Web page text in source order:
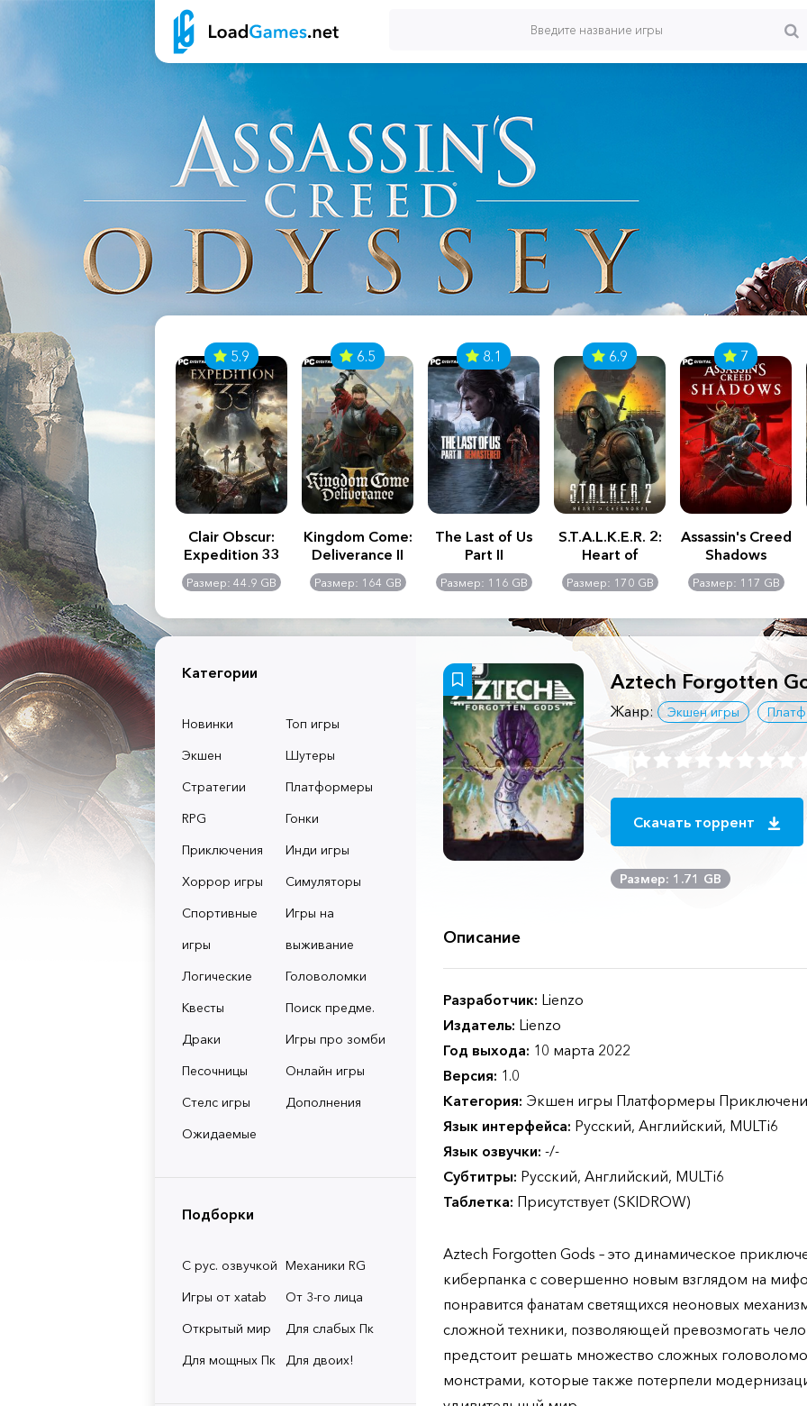
2:
-
GB
Assassin's Creed
Shadows
Размер: 117 GB
5.9
Clair Obscur:
Expedition 33
Размер: 44.9 GB
6.5
Kingdom Come:
Deliverance II
Размер: 164 GB
8.1
The Last of Us
Part II
Remastered
Размер: 116 GB
6.9
S.T.A.L.K.E.R. 2:
Heart of
Chernobyl -
Ultimate Edition
Размер: 170 GB
7
Assassin's Creed
Shadows
Размер: 117 GB
Категории
Новинки
Топ игры
Экшен
Шутеры
Стратегии
Платформеры
RPG
Гонки
Приключения
Инди игры
Хоррор игры
Симуляторы
Спортивные
игры
Игры на
выживание
Логические
Головоломки
Квесты
Поиск предме.
Драки
Игры про зомби
Песочницы
Онлайн игры
Стелс игры
Дополнения
Ожидаемые
Подборки
С рус. озвучкой Механики RG
Игры от xatab
От 3-го лица
Открытый мир
Для слабых Пк
Для мощных Пк
Для двоих!
Aztech Forgotten
Жанр: Экшен игры
Скачать торрент
Размер: 1.71 GB
Описание
Разработчик: Lienzo
Издатель: Lienzo
Год выхода: 10 марта 2022
Версия: 1.0
Категория: Экшен игры Платформеры
Язык интерфейса: Русский, Английский, MULTi6
Язык озвучки: -/-
Субтитры: Русский, Английский, MULTi6
Таблетка: Присутствует (SKIDROW)
Aztech Forgotten Gods – это динамическое
киберпанка с совершенно новым взглядом на
понравится фанатам светящихся неоновых
сложной техники, позволяющей превозмогать
предстоит решать множество сложных
монстрами, которые также потерпели